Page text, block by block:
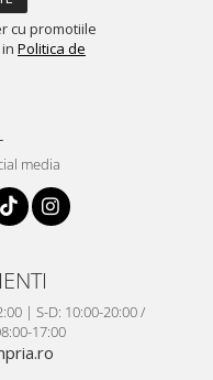
cu promotiile
Politica de
media
| S-D: 10:00-20:00 /
17:00